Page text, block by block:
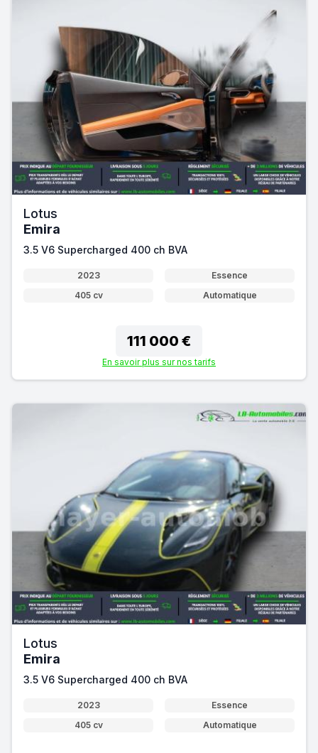
Lotus
Emira
3.5 V6 Supercharged 400 ch BVA
2023
Essence
405 cv
Automatique
111 000 €
En savoir plus sur nos tarifs
Lotus
Emira
3.5 V6 Supercharged 400 ch BVA
2023
Essence
405 cv
Automatique